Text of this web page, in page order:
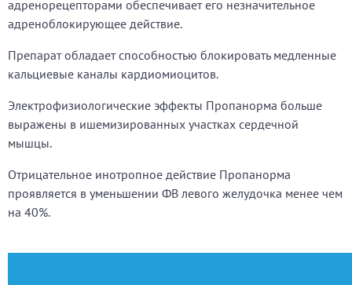
адренорецепторами обеспечивает его незначительное
адреноблокирующее действие.
Препарат обладает способностью блокировать медленные
кальциевые каналы кардиомиоцитов.
Электрофизиологические эффекты Пропанорма больше
выражены в ишемизированных участках сердечной
мышцы.
Отрицательное инотропное действие Пропанорма
проявляется в уменьшении ФВ левого желудочка менее чем
на 40%.